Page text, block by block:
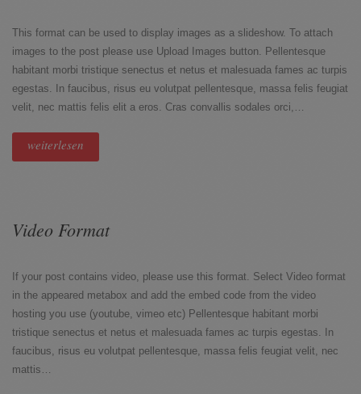
This format can be used to display images as a slideshow. To attach
images to the post please use Upload Images button. Pellentesque
habitant morbi tristique senectus et netus et malesuada fames ac turpis
egestas. In faucibus, risus eu volutpat pellentesque, massa felis feugiat
velit, nec mattis felis elit a eros. Cras convallis sodales orci,…
weiterlesen
Video Format
If your post contains video, please use this format. Select Video format
in the appeared metabox and add the embed code from the video
hosting you use (youtube, vimeo etc) Pellentesque habitant morbi
tristique senectus et netus et malesuada fames ac turpis egestas. In
faucibus, risus eu volutpat pellentesque, massa felis feugiat velit, nec
mattis…